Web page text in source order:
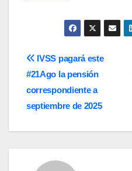
Navegación
de
entradas
IVSS pagará este
#21Ago la pensión
correspondiente a
septiembre de 2025